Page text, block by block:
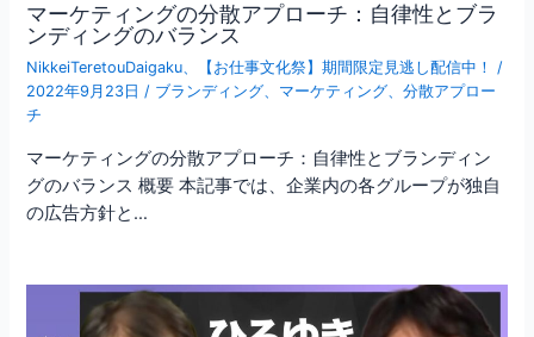
マーケティングの分散アプローチ：自律性とブラ
ンディングのバランス
NikkeiTeretouDaigaku、 【お仕事文化祭】期間限定見逃し配信中！ /
2022年9月23日 / ブランディング、 マーケティング、分散アプロー
チ
マーケティングの分散アプローチ：自律性とブランディン
グのバランス 概要 本記事では、企業内の各グループが独自
の広告方針と…